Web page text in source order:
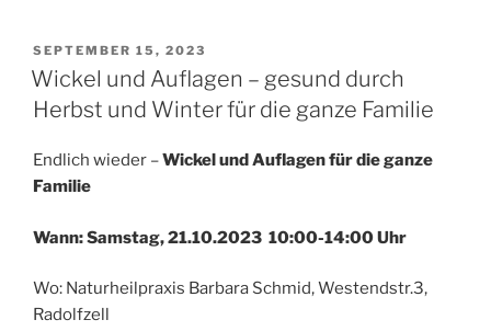
VERÖFFENTLICHT
AM
SEPTEMBER 15, 2023
Wickel und Auflagen – gesund durch
Herbst und Winter für die ganze Familie
Endlich wieder –Wickel und Auflagen für die ganze
Familie
Wann: Samstag, 21.10.2023 10:00-14:00 Uhr
Wo: Naturheilpraxis Barbara Schmid, Westendstr.3,
Radolfzell